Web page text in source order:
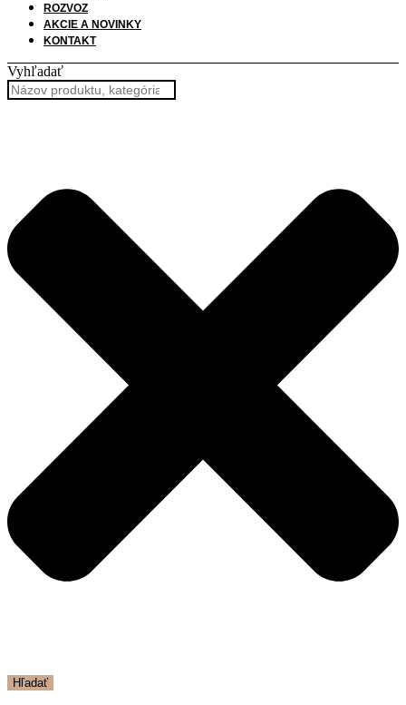
ROZVOZ
AKCIE A NOVINKY
KONTAKT
Vyhľadať
Hľadať